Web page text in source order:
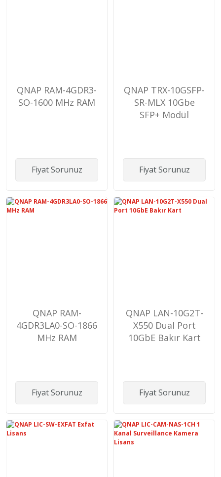
QNAP RAM-4GDR3-
SO-1600 MHz RAM
Fiyat Sorunuz
QNAP TRX-10GSFP-
SR-MLX 10Gbe
SFP+ Modül
Fiyat Sorunuz
QNAP RAM-
4GDR3LA0-SO-1866
MHz RAM
Fiyat Sorunuz
QNAP LAN-10G2T-
X550 Dual Port
10GbE Bakır Kart
Fiyat Sorunuz